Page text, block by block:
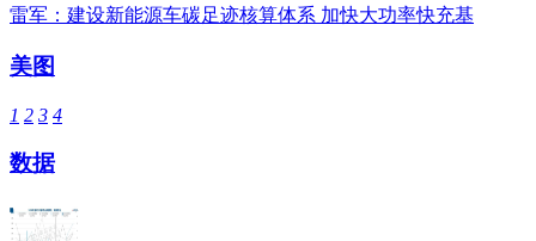
雷军：建设新能源车碳足迹核算体系 加快大功率快充基
美图
1 2 3 4
数据